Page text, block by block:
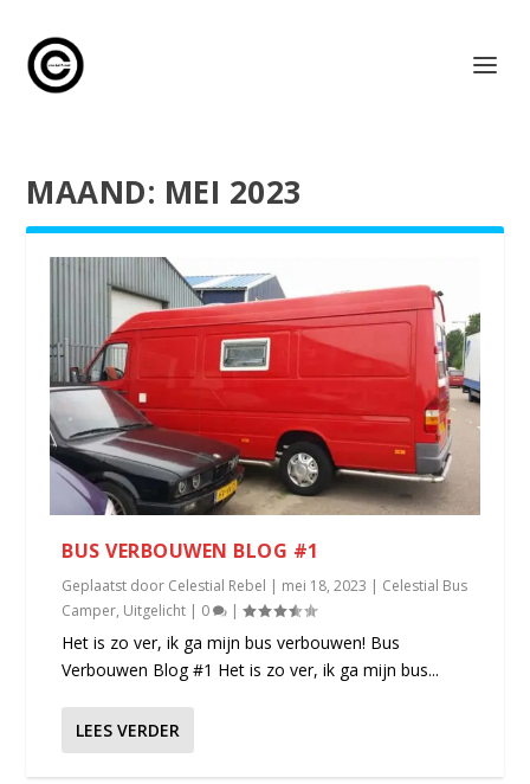
MAAND: MEI 2023
BUS VERBOUWEN BLOG #1
Geplaatst door Celestial Rebel | mei 18, 2023 | Celestial Bus
Camper, Uitgelicht | 0 |
Het is zo ver, ik ga mijn bus verbouwen! Bus
Verbouwen Blog #1 Het is zo ver, ik ga mijn bus...
LEES VERDER